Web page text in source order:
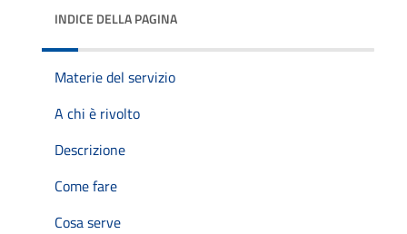
INDICE DELLA PAGINA
Materie del servizio
A chi è rivolto
Descrizione
Come fare
Cosa serve